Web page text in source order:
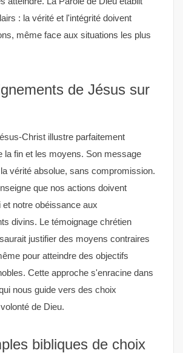
: la vérité et l'intégrité doivent
même face aux situations les plus
de Jésus sur
Christ illustre parfaitement
la fin et les moyens. Son message
vérité absolue, sans compromission.
que nos actions doivent
et notre obéissance aux
divins. Le témoignage chrétien
justifier des moyens contraires
pour atteindre des objectifs
Cette approche s'enracine dans
nous guide vers des choix
de Dieu.
bibliques de choix